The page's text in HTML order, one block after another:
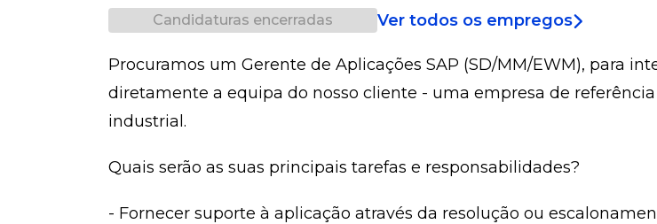
Candidaturas encerradas Ver todos os empregos
Procuramos um Gerente de Aplicações SAP (SD/MM/EWM), para
diretamente a equipa do nosso cliente - uma empresa de
industrial.
Quais serão as suas principais tarefas e responsabilidades?
- Fornecer suporte à aplicação através da resolução ou